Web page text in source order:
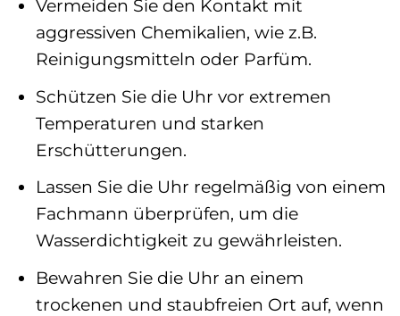
Vermeiden Sie den Kontakt mit
aggressiven Chemikalien, wie z.B.
Reinigungsmitteln oder Parfüm.
Schützen Sie die Uhr vor extremen
Temperaturen und starken
Erschütterungen.
Lassen Sie die Uhr regelmäßig von einem
Fachmann überprüfen, um die
Wasserdichtigkeit zu gewährleisten.
Bewahren Sie die Uhr an einem
trockenen und staubfreien Ort auf, wenn